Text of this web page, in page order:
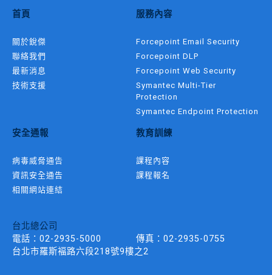
首頁
關於銳傑
聯絡我們
最新消息
技術支援
服務內容
Forcepoint Email Security
Forcepoint DLP
Forcepoint Web Security
Symantec Multi-Tier
Protection
Symantec Endpoint Protection
安全通報
病毒威脅通告
資訊安全通告
相關網站連結
教育訓練
課程內容
課程報名
台北總公司
電話： 02-2935-5000 傳真： 02-2935-0755
台北市羅斯褔路六段218號9樓之2